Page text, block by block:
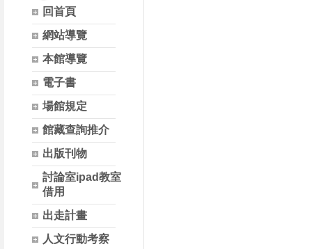
回首頁
網站導覽
本館導覽
電子書
場館規定
館藏查詢推介
出版刊物
討論室ipad教室
借用
出走計畫
人文行動考察